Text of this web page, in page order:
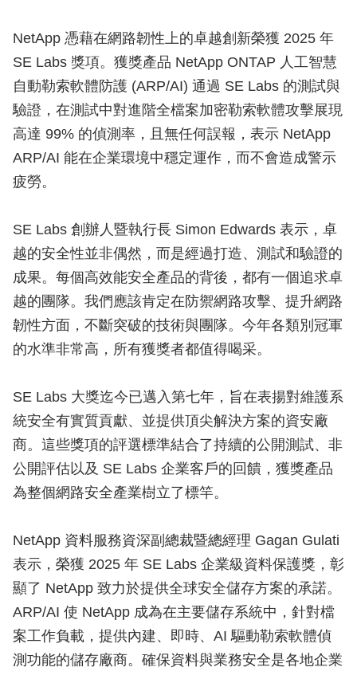
NetApp 憑藉在網路韌性上的卓越創新榮獲 2025 年
SE Labs 獎項。獲獎產品 NetApp ONTAP 人工智慧
自動勒索軟體防護 (ARP/AI) 通過 SE Labs 的測試與
驗證，在測試中對進階全檔案加密勒索軟體攻擊展現
高達 99% 的偵測率，且無任何誤報，表示 NetApp
ARP/AI 能在企業環境中穩定運作，而不會造成警示
疲勞。
SE Labs 創辦人暨執行長 Simon Edwards 表示，卓
越的安全性並非偶然，而是經過打造、測試和驗證的
成果。每個高效能安全產品的背後，都有一個追求卓
越的團隊。我們應該肯定在防禦網路攻擊、提升網路
韌性方面，不斷突破的技術與團隊。今年各類別冠軍
的水準非常高，所有獲獎者都值得喝采。
SE Labs 大獎迄今已邁入第七年，旨在表揚對維護系
統安全有實質貢獻、並提供頂尖解決方案的資安廠
商。這些獎項的評選標準結合了持續的公開測試、非
公開評估以及 SE Labs 企業客戶的回饋，獲獎產品
為整個網路安全產業樹立了標竿。
NetApp 資料服務資深副總裁暨總經理 Gagan Gulati
表示，榮獲 2025 年 SE Labs 企業級資料保護獎，彰
顯了 NetApp 致力於提供全球安全儲存方案的承諾。
ARP/AI 使 NetApp 成為在主要儲存系統中，針對檔
案工作負載，提供內建、即時、AI 驅動勒索軟體偵
測功能的儲存廠商。確保資料與業務安全是各地企業